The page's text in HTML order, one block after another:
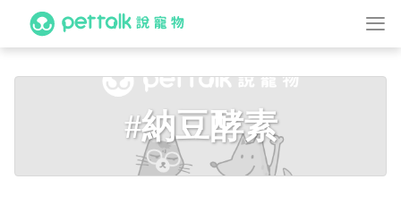
#納豆酵素